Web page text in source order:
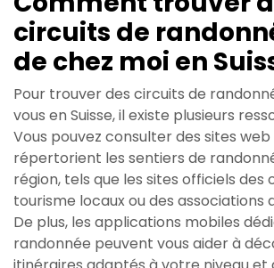
circuits de
de chez moi en
Pour trouver des circuits de
vous en Suisse, il existe plusieurs
Vous pouvez consulter des sites web
répertorient les sentiers de
région, tels que les sites officiels des
tourisme locaux ou des associations
De plus, les applications mobiles
randonnée peuvent vous aider à